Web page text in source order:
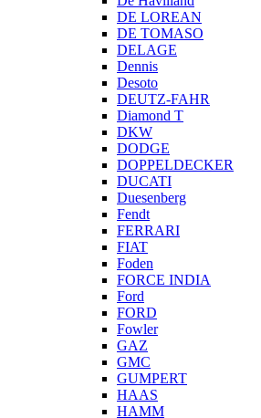
DE LOREAN
DE TOMASO
DELAGE
Dennis
Desoto
DEUTZ-FAHR
Diamond T
DKW
DODGE
DOPPELDECKER
DUCATI
Duesenberg
Fendt
FERRARI
FIAT
Foden
FORCE INDIA
Ford
FORD
Fowler
GAZ
GMC
GUMPERT
HAAS
HAMM